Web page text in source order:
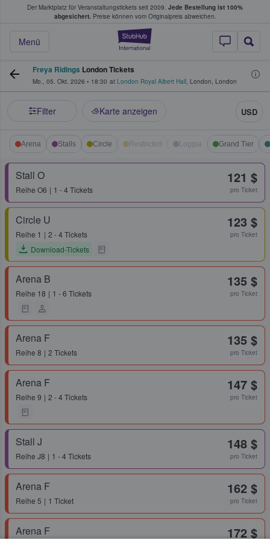
Der Marktplatz für Veranstaltungstickets seit 2009. Jede Bestellung ist 100%
abgesichert. Preise können vom Originalpreis abweichen.
StubHub - Wo
Menü
Tickets kaufen & verkaufen
Freya Ridings London Tickets
Mo., 05. Okt. 2026 • 18:30 at London Royal Albert Hall, London, London
Filter Karte anzeigen USD
Arena Stalls Circle Restricted Loggia Grand Tier
Stall O
Reihe O6 1 - 4 Tickets
121 $
pro Ticket
Circle U
Reihe 1
2 - 4 Tickets
Download-Tickets
123 $
pro Ticket
Arena B
Reihe 18 1 - 6 Tickets
135 $
pro Ticket
Arena F
Reihe 8 2 Tickets
135 $
pro Ticket
Arena F
Reihe 9 2 - 4 Tickets
147 $
pro Ticket
Stall J
Reihe J8 1 - 4 Tickets
148 $
pro Ticket
Arena F
Reihe 5 1 Ticket
162 $
pro Ticket
Arena F 172 $